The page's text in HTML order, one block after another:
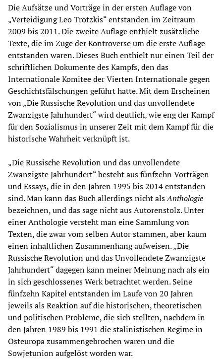
Die Aufsätze und Vorträge in der ersten Auflage von
„Verteidigung Leo Trotzkis“ entstanden im Zeitraum
2009 bis 2011. Die zweite Auflage enthielt zusätzliche
Texte, die im Zuge der Kontroverse um die erste Auflage
entstanden waren. Dieses Buch enthielt nur einen Teil der
schriftlichen Dokumente des Kampfs, den das
Internationale Komitee der Vierten Internationale gegen
Geschichtsfälschungen geführt hatte. Mit dem Erscheinen
von „Die Russische Revolution und das unvollendete
Zwanzigste Jahrhundert“ wird deutlich, wie eng der Kampf
für den Sozialismus in unserer Zeit mit dem Kampf für die
historische Wahrheit verknüpft ist.
„Die Russische Revolution und das unvollendete
Zwanzigste Jahrhundert“ besteht aus fünfzehn Vorträgen
und Essays, die in den Jahren 1995 bis 2014 entstanden
sind. Man kann das Buch allerdings nicht alsAnthologie
bezeichnen, und das sage nicht aus Autorenstolz. Unter
einer Anthologie versteht man eine Sammlung von
Texten, die zwar vom selben Autor stammen, aber kaum
einen inhaltlichen Zusammenhang aufweisen. „Die
Russische Revolution und das Unvollendete Zwanzigste
Jahrhundert“ dagegen kann meiner Meinung nach als ein
in sich geschlossenes Werk betrachtet werden. Seine
fünfzehn Kapitel entstanden im Laufe von 20 Jahren
jeweils als Reaktion auf die historischen, theoretischen
und politischen Probleme, die sich stellten, nachdem in
den Jahren 1989 bis 1991 die stalinistischen Regime in
Osteuropa zusammengebrochen waren und die
Sowjetunion aufgelöst worden war.